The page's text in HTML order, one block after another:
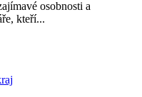
osobnosti a
kteří...